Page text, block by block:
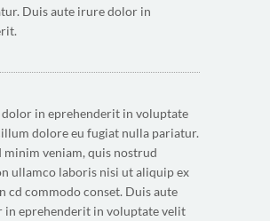
Duis aute irure dolor in
in eprehenderit in voluptate
dolore eu fugiat nulla pariatur.
minim veniam, quis nostrud
ullamco laboris nisi ut aliquip ex
cd commodo conset. Duis aute
in eprehenderit in voluptate velit